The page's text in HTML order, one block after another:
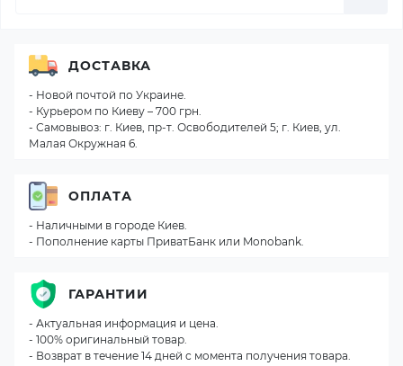
ДОСТАВКА
- Новой почтой по Украине.
- Курьером по Киеву – 700 грн.
- Самовывоз: г. Киев, пр-т. Освободителей 5; г. Киев, ул.
Малая Окружная 6.
ОПЛАТА
- Наличными в городе Киев.
- Пополнение карты ПриватБанк или Monobank.
ГАРАНТИИ
- Актуальная информация и цена.
- 100% оригинальный товар.
- Возврат в течение 14 дней с момента получения товара.